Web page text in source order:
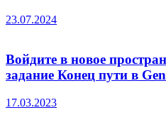
23.07.2024
Войдите в новое
задание Конец пути в
17.03.2023